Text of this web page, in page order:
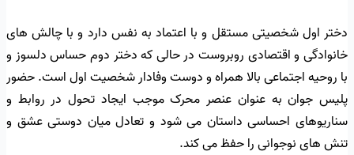
دختر اول شخصیتی مستقل و با اعتماد به نفس دارد و با چالش های
خانوادگی و اقتصادی روبروست در حالی که دختر دوم حساس دلسوز و
با روحیه اجتماعی بالا همراه و دوست وفادار شخصیت اول است. حضور
پلیس جوان به عنوان عنصر محرک موجب ایجاد تحول در روابط و
سناریوهای احساسی داستان می شود و تعادل میان دوستی عشق و
تنش های نوجوانی را حفظ می کند.